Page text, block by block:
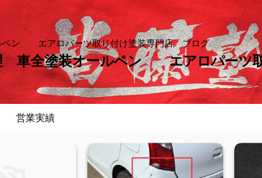
ペン エアロパーツ取り付け塗装専門店 ブログ
車全塗装オールペン エアロパーツ
営業実績